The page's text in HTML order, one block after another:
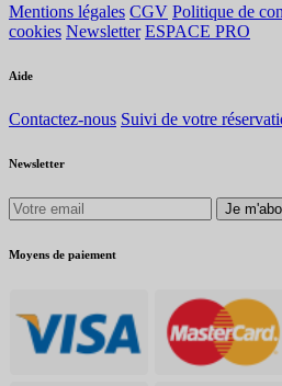
Mentions légales CGV Politique de
cookies Newsletter ESPACE PRO
Aide
Contactez-nous Suivi de votre
Newsletter
Je
Moyens de paiement